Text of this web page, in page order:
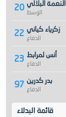
20 النعمة البلالي
الوسط
22 زكرياء كياني
الدفاع
23 أنس لمرابط
الدفاع
97 بدر كدرين
الدفاع
قائمة البدلاء